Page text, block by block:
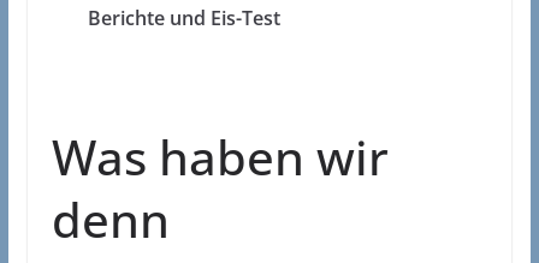
Berichte und Eis-Test
Was haben wir
denn